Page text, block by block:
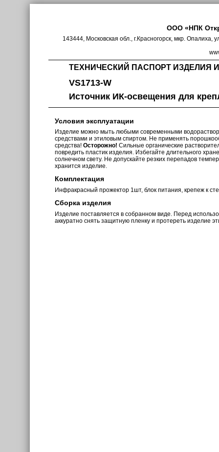
ООО «НПК
143444, Московская обл., г.Красногорск, мкр. Опалиха,
ТЕХНИЧЕСКИЙ ПАСПОРТ ИЗДЕЛИЯ
VS1713-W
Источник ИК-освещения для
Условия эксплуатации
Изделие можно мыть любыми современными
средствами и этиловым спиртом. Не применять
средства!Осторожно! Сильные органические
повредить пластик изделия. Избегайте длительного
солнечном свету. Не допускайте резких перепадов
хранится изделие.
Комплектация
Инфракрасный прожектор 1шт, блок питания, крепеж к
Сборка изделия
Изделие поставляется в собранном виде. Перед
аккуратно снять защитную пленку и протереть изделие